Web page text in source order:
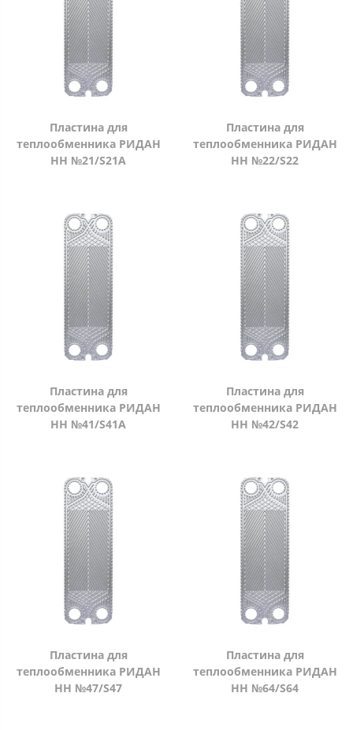
Пластина для
теплообменника РИДАН
НН №21/S21A
Пластина для
теплообменника РИДАН
НН №22/S22
Пластина для
теплообменника РИДАН
НН №41/S41A
Пластина для
теплообменника РИДАН
НН №42/S42
Пластина для
теплообменника РИДАН
НН №47/S47
Пластина для
теплообменника РИДАН
НН №64/S64